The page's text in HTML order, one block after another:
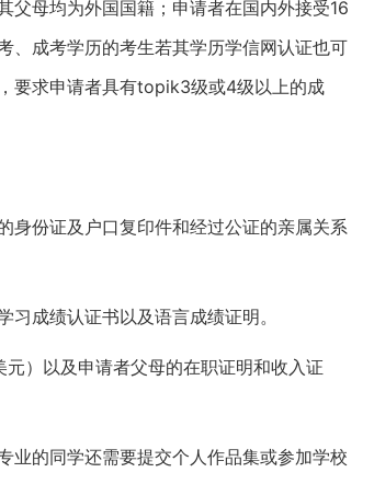
父母均为外国国籍；申请者在国内外接受16
、成考学历的考生若其学历学信网认证也可
要求申请者具有topik3级或4级以上的成
身份证及户口复印件和经过公证的亲属关系
成绩认证书以及语言成绩证明。
）以及申请者父母的在职证明和收入证
业的同学还需要提交个人作品集或参加学校